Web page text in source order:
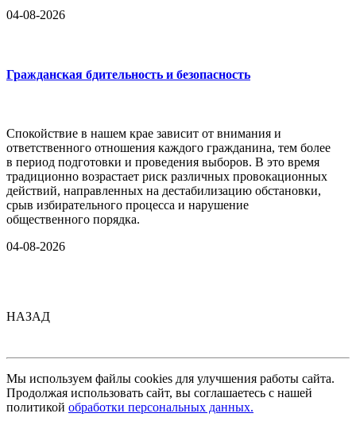
04-08-2026
Гражданская бдительность и безопасность
Спокойствие в нашем крае зависит от внимания и
ответственного отношения каждого гражданина, тем более
в период подготовки и проведения выборов. В это время
традиционно возрастает риск различных провокационных
действий, направленных на дестабилизацию обстановки,
срыв избирательного процесса и нарушение
общественного порядка.
04-08-2026
НАЗАД
Мы используем файлы cookies для улучшения работы сайта.
Продолжая использовать сайт, вы соглашаетесь с нашей
политикой обработки персональных данных.